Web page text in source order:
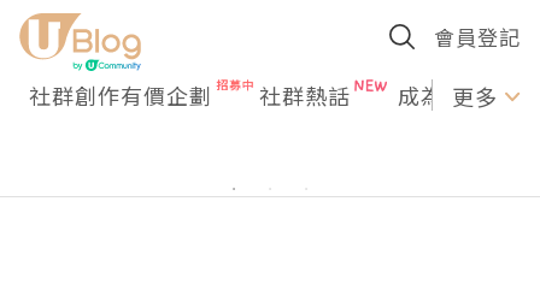
會員登記
社群創作有價企劃 社群熱話 成為U更多